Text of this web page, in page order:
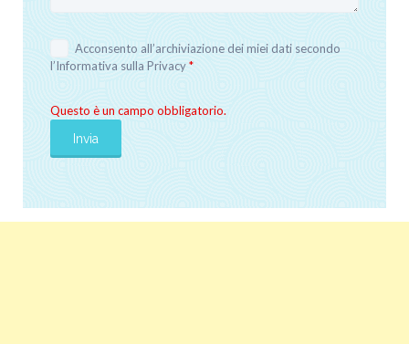
Acconsento all’archiviazione dei miei dati secondo
l’Informativa sulla Privacy*
Questo è un campo obbligatorio.